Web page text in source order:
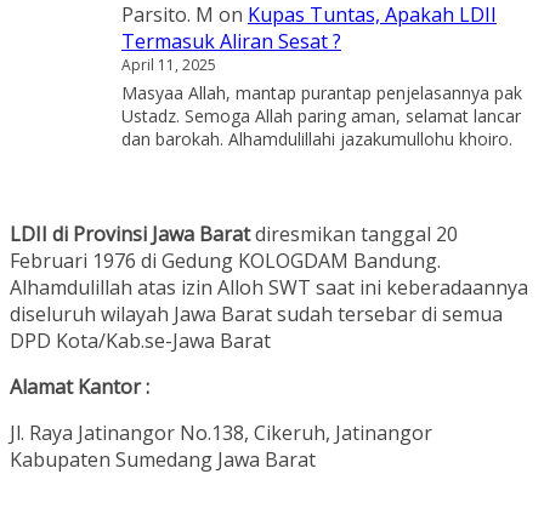
Parsito. M on Kupas Tuntas, Apakah LDII
Termasuk Aliran Sesat ?
April 11, 2025
Masyaa Allah, mantap purantap penjelasannya pak
Ustadz. Semoga Allah paring aman, selamat lancar
dan barokah. Alhamdulillahi jazakumullohu khoiro.
LDII di Provinsi Jawa Baratdiresmikan tanggal 20
Februari 1976 di Gedung KOLOGDAM Bandung.
Alhamdulillah atas izin Alloh SWT saat ini keberadaannya
diseluruh wilayah Jawa Barat sudah tersebar di semua
DPD Kota/Kab.se-Jawa Barat
Alamat Kantor :
Jl. Raya Jatinangor No.138, Cikeruh, Jatinangor
Kabupaten Sumedang Jawa Barat